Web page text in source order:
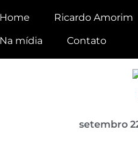
Home Ricardo Amorim
Na mídia
Contato
setembro